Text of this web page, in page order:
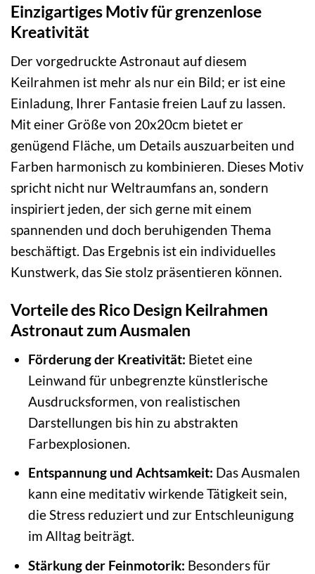
Einzigartiges Motiv für grenzenlose
Kreativität
Der vorgedruckte Astronaut auf diesem
Keilrahmen ist mehr als nur ein Bild; er ist eine
Einladung, Ihrer Fantasie freien Lauf zu lassen.
Mit einer Größe von 20x20cm bietet er
genügend Fläche, um Details auszuarbeiten und
Farben harmonisch zu kombinieren. Dieses Motiv
spricht nicht nur Weltraumfans an, sondern
inspiriert jeden, der sich gerne mit einem
spannenden und doch beruhigenden Thema
beschäftigt. Das Ergebnis ist ein individuelles
Kunstwerk, das Sie stolz präsentieren können.
Vorteile des Rico Design Keilrahmen
Astronaut zum Ausmalen
Förderung der Kreativität: Bietet eine
Leinwand für unbegrenzte künstlerische
Ausdrucksformen, von realistischen
Darstellungen bis hin zu abstrakten
Farbexplosionen.
Entspannung und Achtsamkeit: Das Ausmalen
kann eine meditativ wirkende Tätigkeit sein,
die Stress reduziert und zur Entschleunigung
im Alltag beiträgt.
Stärkung der Feinmotorik: Besonders für